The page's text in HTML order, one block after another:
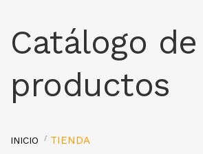
Catálogo de
productos
INICIO TIENDA